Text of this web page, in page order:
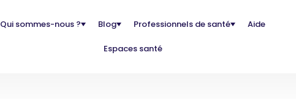
Qui sommes-nous ? Blog Professionnels de santé Aide
Espaces santé